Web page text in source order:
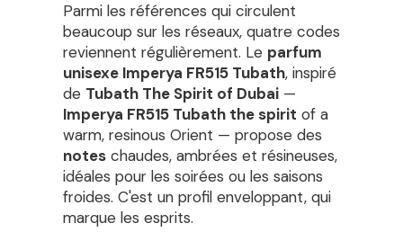
Parmi les références qui circulent
beaucoup sur les réseaux, quatre codes
reviennent régulièrement. Le parfum
unisexe Imperya FR515 Tubath, inspiré
de Tubath The Spirit of Dubai —
Imperya FR515 Tubath the spirit of a
warm, resinous Orient — propose des
notes chaudes, ambrées et résineuses,
idéales pour les soirées ou les saisons
froides. C'est un profil enveloppant, qui
marque les esprits.